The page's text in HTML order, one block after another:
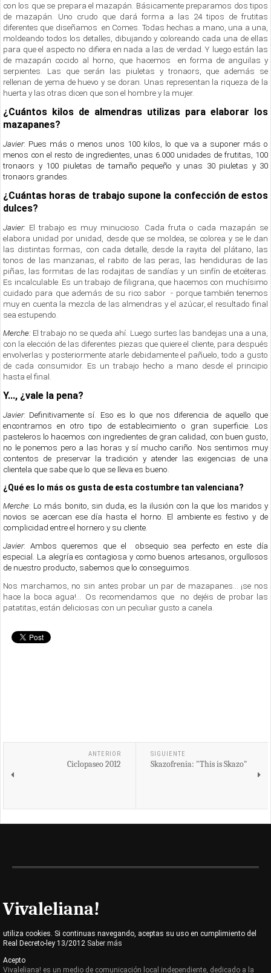
con los que se prepara el mazapán. Básicamente preparamos dos tipos
de mazapán. Uno crudo que dará forma a las 24 tipos de frutitas
diferentes que diseñamos en Comes. Todas hechas a mano, una a una,
moldeando todos los detalles, dibujando y coloreando cada una de ellas
para que el aspecto no difiera en nada a las de verdad. Y luego están las
de mazapán cocido al horno, que hacemos en forma de anguilas y
serpientes. Las que serán las piuletas y tronaors, que además se
rellenan de yema de huevo y se doran. Unas representan la riqueza de la
huerta y las otras dicen que son el hombre y la mujer.
¿Cuántos kilos de almendras utilizas para elaborar los
mazapanes?
Javier: Pues más o menos unos 100 kilos, lo que va a suponer más o
menos con el resto de ingredientes, unas 6.000 unidades de frutitas, 100
tronaors y 100 piuletas de tamaño pequeño y unas 30 piuletas y 30
tronaors grandes.
¿Cuántas horas de trabajo supone la confección de estos
dulces?
Javier: El trabajo es muy minucioso. Cada fruta o cada mazapán se
elabora unidad por unidad, desde que se moldea, se colorea y se le dan
las distintas formas, con cada detalle, desde la rayita del plátano, las
tonos de las manzanas, el rabito de las peras, las hendiduras de las
piñas, las formitas de las rodajitas de sandías y un sinfín de etcéteras.
Es incalculable. Es un trabajo de filigrana, que hacemos con muchísimo
cuidado para que además de su rico sabor - porque también tenemos
muy en cuenta la mezcla de las almendras y el azúcar, el resultado final
sea estupendo.
Merche: El trabajo no se queda ahí. Luego surtes las bandejas una a una,
con la elección de las diferentes piezas que quiere el cliente, para después
envolverlas y posteriormente atarle debidamente el pañuelo, todo a gusto
de cada consumidor. Es un trabajo hecho a mano desde el principio
hasta el final.
Y..., ¿vale la pena?
Javier: Definitivamente sí. Eso es lo que nos diferencia de aquello que
encontramos en otro tipo de establecimiento o gran superficie. Los
pasteleros lo hacemos con ingredientes de gran calidad, con buen gusto,
no le ponemos pero a las horas y sí mucho cariño. Nos sentimos muy
contentos de preservar la tradición y atender las exigencias de una
clientela que sabe que lo que se lleva es bueno.
¿Qué es lo más os gusta de esta costumbre tan valenciana?
Merche: Lo más bonito, sin duda, es la ilusión con la que los maridos y
novios se acercan ese día hasta el horno. El ambiente es festivo y de
complicidad entre el hornero y su cliente.
Javier: Ambos queremos que el obsequio sea perfecto en este día
especial. La alegría es contagiosa y como buenos artesanos, orgullosos
de nuestro producto, sabemos que lo conseguimos.
Nos marchamos, no sin antes probar un par de mazapanes… ¡se nos
hace la boca agua!… Os recomendamos que no dejéis de probar las
patatitas, están deliciosas con un peculiar gusto a canela.
ANTERIOR
Ciclopaseo 2012
SIGUIENTE
Skazofrenia: "This is Skazo"
Vivaleliana!
utiliza cookies. Si continuas navegando, aceptas su uso en cumplimiento del
Real Decreto-ley 13/2012 Saber más
Acepto
Vivaleliana! es un medio de comunicación local independiente, dedicado a la